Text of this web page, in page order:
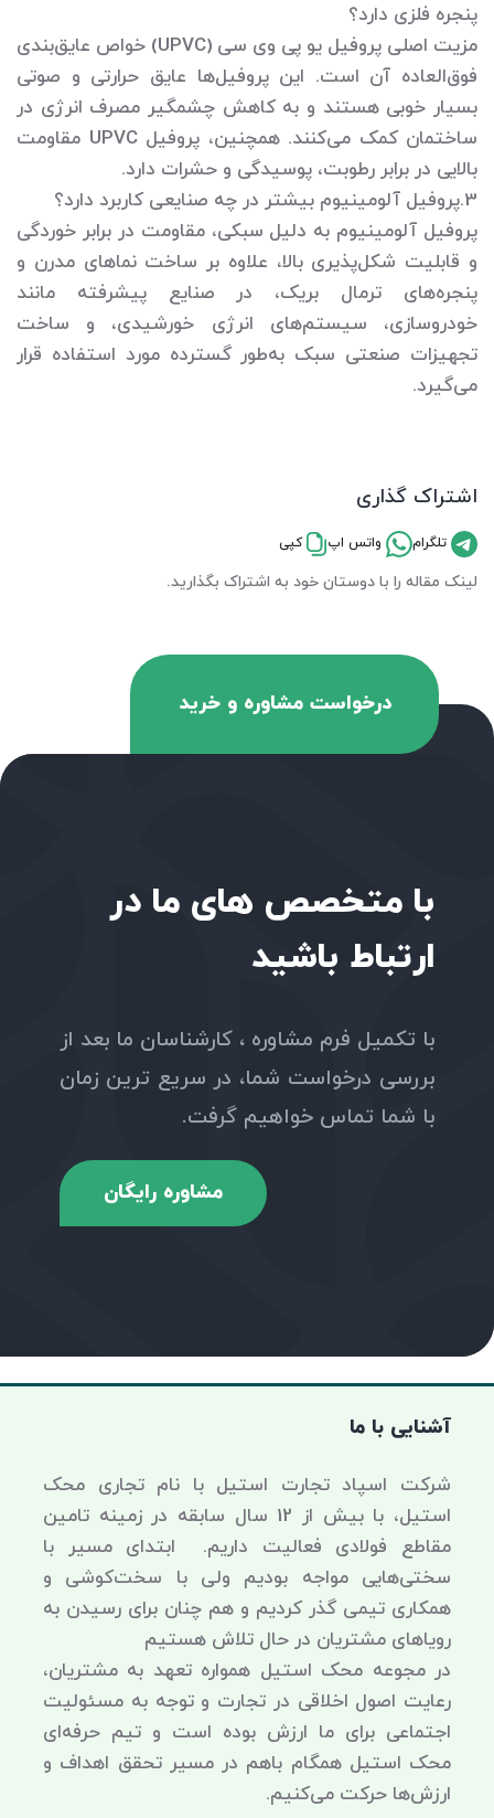
پنجره فلزی دارد؟
مزیت اصلی پروفیل یو پی وی سی (UPVC) خواص عایق‌بندی
فوق‌العاده آن است. این پروفیل‌ها عایق حرارتی و صوتی
بسیار خوبی هستند و به کاهش چشمگیر مصرف انرژی در
ساختمان کمک می‌کنند. همچنین، پروفیل UPVC مقاومت
بالایی در برابر رطوبت، پوسیدگی و حشرات دارد.
3.پروفیل آلومینیوم بیشتر در چه صنایعی کاربرد دارد؟
پروفیل آلومینیوم به دلیل سبکی، مقاومت در برابر خوردگی
و قابلیت شکل‌پذیری بالا، علاوه بر ساخت نماهای مدرن و
پنجره‌های ترمال بریک، در صنایع پیشرفته مانند
خودروسازی، سیستم‌های انرژی خورشیدی، و ساخت
تجهیزات صنعتی سبک به‌طور گسترده مورد استفاده قرار
می‌گیرد.
اشتراک گذاری
تلگرام واتس اپ کپی
لینک مقاله را با دوستان خود به اشتراک بگذارید.
درخواست مشاوره و خرید
با متخصص های ما در
ارتباط باشید
با تکمیل فرم مشاوره ، کارشناسان ما بعد از
بررسی درخواست شما، در سریع ترین زمان
با شما تماس خواهیم گرفت.
مشاوره رایگان
آشنایی با ما
شرکت اسپاد تجارت استیل با نام تجاری محک
استیل، با بیش از 12 سال سابقه در زمینه تامین
مقاطع فولادی فعالیت داریم. ابتدای مسیر با
سختی‌هایی مواجه بودیم ولی با سخت‌کوشی و
همکاری تیمی گذر کردیم و هم چنان برای رسیدن به
رویاهای مشتریان در حال تلاش هستیم
در مجوعه محک استیل همواره تعهد به مشتریان،
رعایت اصول اخلاقی در تجارت و توجه به مسئولیت
اجتماعی برای ما ارزش بوده است و تیم حرفه‌ای
محک استیل همگام باهم در مسیر تحقق اهداف و
ارزش‌ها حرکت می‌کنیم.